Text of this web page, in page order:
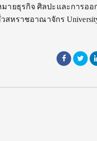
ายธุรกิจ ศิลปะและการออ
หราชอาณาจักร